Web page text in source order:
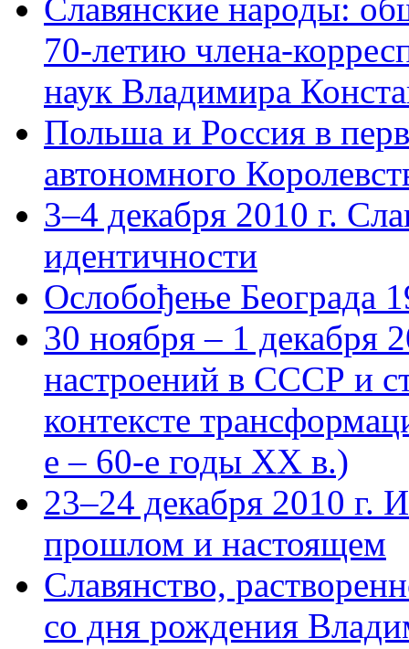
Славянские народы:
70-летию члена-
наук Владимира
Польша и Россия в
автономного
3–4 декабря 2010 г.
идентичности
Ослобођење Београда
30 ноября – 1 декабря
настроений в СССР и
контексте
е – 60-е годы ХХ в.)
23–24 декабря 2010 г.
прошлом и настоящем
Славянство,
со дня рождения